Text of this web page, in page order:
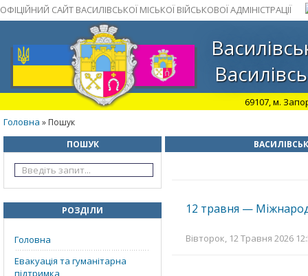
ОФІЦІЙНИЙ САЙТ ВАСИЛІВСЬКОЇ МІСЬКОЇ ВІЙСЬКОВОЇ АДМІНІСТРАЦІЇ
69107, м.
Головна » Пошук
ПОШУК
РОЗДІЛИ
Головна
Евакуація та гуманітарна
підтримка
12 травня —
Вівторок, 12 Травня 2026